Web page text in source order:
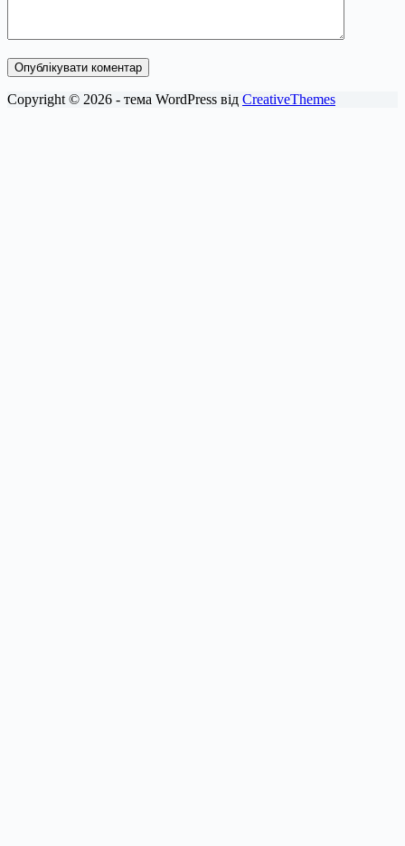
Опублікувати коментар
Copyright © 2026 - тема WordPress від CreativeThemes